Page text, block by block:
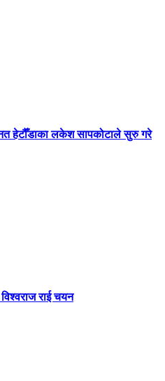
हेटौँडाका लकेश सापकोटाले सुरु गरे
राई चयन